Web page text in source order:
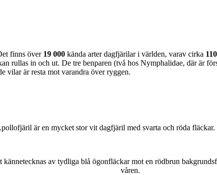
finns över 19 000 kända arter dagfjärilar i världen, varav cirka 110
rullas in och ut. De tre benparen (två hos Nymphalidae, där är
vilar är resta mot varandra över ryggen.
är en mycket stor vit dagfjäril med svarta och röda
av tydliga blå ögonfläckar mot en rödbrun
våren.